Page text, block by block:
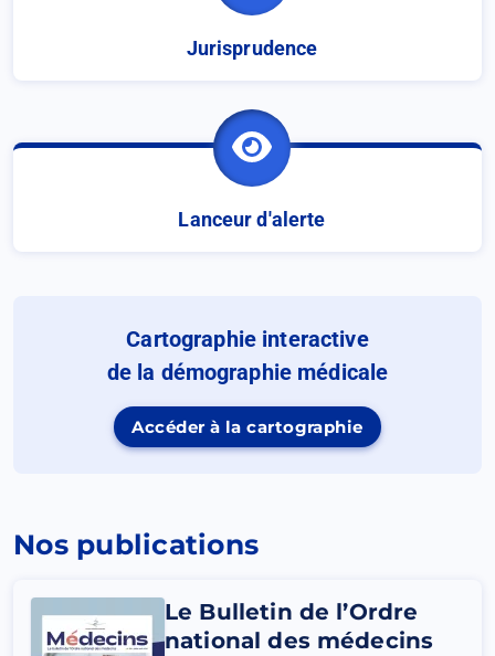
Jurisprudence
dans
un
nouvel
Lanceur d'alerte
Cartographie interactive
de la démographie médicale
Accéder à la cartographie (Ouvrir
dans
Nos publications
Le Bulletin de l’Ordre
national des médecins